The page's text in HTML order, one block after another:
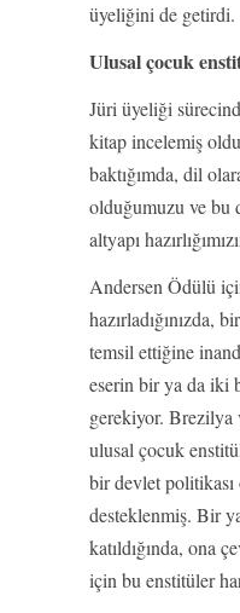
üyeliğini de getirdi.
Ulusal çocuk
Jüri üyeliği
kitap incelemiş
baktığımda, dil
olduğumuzu ve bu
altyapı
Andersen Ödülü
hazırladığınızda,
temsil ettiğine
eserin bir ya da iki
gerekiyor.
ulusal çocuk
bir devlet
desteklenmiş. Bir
katıldığında, ona
için bu enstitüler